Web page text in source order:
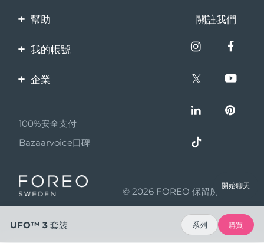
幫助
聯繫我們
保修與退換貨
關註我們
我的帳號
產品註冊
企業
夥伴計畫
聯盟新聞
成為合作夥伴
100%安全支付
Bazaarvoice口碑
© 2026 FOREO 保留所有權利
開始聊天
UFO™ 3 套裝 系列 購買